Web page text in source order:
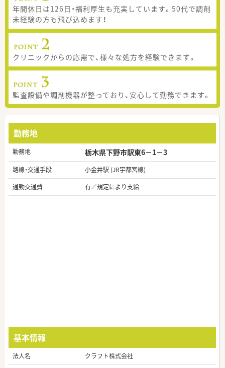
年間休日は126日・福利厚生も充実しています。50代で調剤
未経験の方も飛び込めます！
クリニックからの応需で、様々な処方を経験できます。
監査設備や調剤機器が整っており、安心して勤務できます。
勤務地
勤務地 栃木県下野市駅東6－1－3
路線・交通手段
小金井駅 (JR宇都宮線)
通勤交通費
有／規定により支給
基本情報
法人名
クラフト株式会社